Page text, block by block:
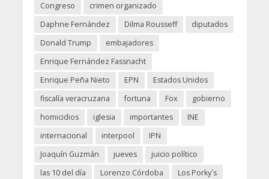
Congreso
crimen organizado
Daphne Fernández
Dilma Rousseff
diputados
Donald Trump
embajadores
Enrique Fernández Fassnacht
Enrique Peña Nieto
EPN
Estados Unidos
fiscalía veracruzana
fortuna Fox
gobierno
homicidios
iglesia importantes
INE
internacional
interpool
IPN
Joaquín Guzmán
jueves
juicio político
las 10 del día
Lorenzo Córdoba
Los Porky´s